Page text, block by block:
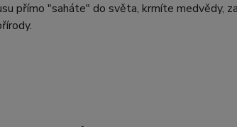
přímo "saháte" do světa, krmíte medvědy,